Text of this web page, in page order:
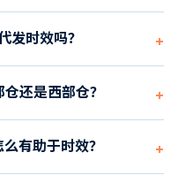
发时效吗？ +
还是西部仓？ +
有助于时效？ +